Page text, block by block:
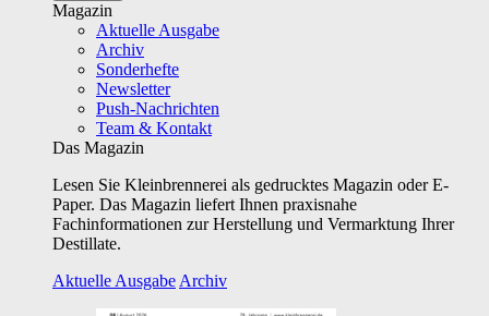
Magazin
Aktuelle Ausgabe
Archiv
Sonderhefte
Newsletter
Push-Nachrichten
Team & Kontakt
Das Magazin
Lesen Sie Kleinbrennerei als gedrucktes Magazin oder E-
Paper. Das Magazin liefert Ihnen praxisnahe
Fachinformationen zur Herstellung und Vermarktung Ihrer
Destillate.
Aktuelle Ausgabe Archiv